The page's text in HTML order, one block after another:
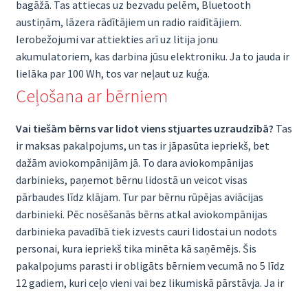
bagāžā. Tas attiecas uz bezvadu pelēm, Bluetooth
austiņām, lāzera rādītājiem un radio raidītājiem.
Ierobežojumi var attiekties arī uz litija jonu
akumulatoriem, kas darbina jūsu elektroniku. Ja to jauda ir
lielāka par 100 Wh, tos var neļaut uz kuģa.
Ceļošana ar bērniem
Vai tiešām bērns var lidot viens stjuartes uzraudzībā? Tas
ir maksas pakalpojums, un tas ir jāpasūta iepriekš, bet
dažām aviokompānijām jā. To dara aviokompānijas
darbinieks, paņemot bērnu lidostā un veicot visas
pārbaudes līdz klājam. Tur par bērnu rūpējas aviācijas
darbinieki. Pēc nosēšanās bērns atkal aviokompānijas
darbinieka pavadībā tiek izvests cauri lidostai un nodots
personai, kura iepriekš tika minēta kā saņēmējs. Šis
pakalpojums parasti ir obligāts bērniem vecumā no 5 līdz
12 gadiem, kuri ceļo vieni vai bez likumiskā pārstāvja. Ja ir